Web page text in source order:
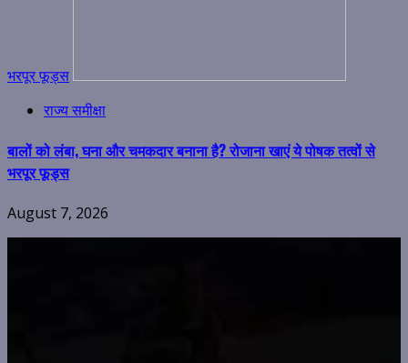
भरपूर फूड्स
राज्य समीक्षा
बालों को लंबा, घना और चमकदार बनाना है? रोजाना खाएं ये पोषक तत्वों से
भरपूर फूड्स
August 7, 2026